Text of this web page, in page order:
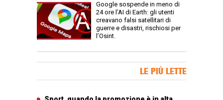
Google sospende in meno di
24 ore l’AI di Earth: gli utenti
creavano falsi satellitari di
guerre e disastri, rischiosi per
l’Osint.
LE PIÙ LETTE